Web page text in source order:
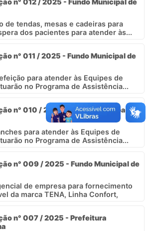
de tendas, mesas e cadeiras para
dos pacientes para atender às...
n° 011 / 2025 - Fundo Municipal de
para atender às Equipes de
no Programa de Assistência...
n° 010 / 2025 - Fundo Municipal de
para atender às Equipes de
no Programa de Assistência...
n° 009 / 2025 - Fundo Municipal de
de empresa para fornecimento
da marca TENA, Linha Confort,
n° 007 / 2025 - Prefeitura